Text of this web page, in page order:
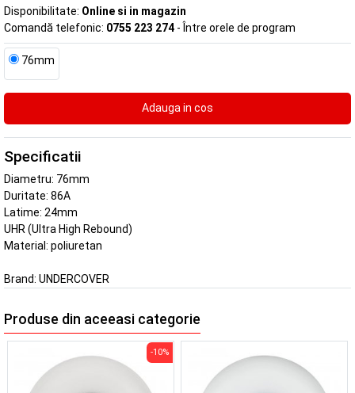
Disponibilitate: Online si in magazin
Comandă telefonic: 0755 223 274 - Între orele de program
76mm
Specificatii
Diametru: 76mm
Duritate: 86A
Latime: 24mm
UHR (Ultra High Rebound)
Material: poliuretan
Brand: UNDERCOVER
Produse din aceeasi categorie
-10%